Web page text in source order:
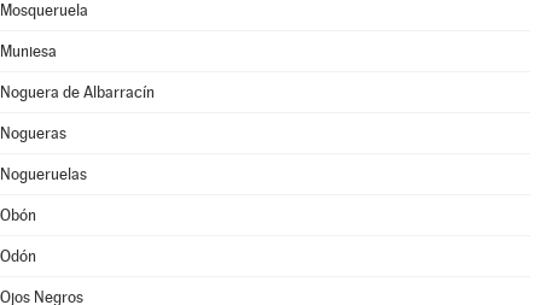
Mosqueruela
Muniesa
Noguera de Albarracín
Nogueras
Nogueruelas
Obón
Odón
Ojos Negros